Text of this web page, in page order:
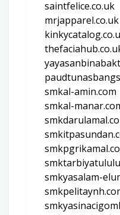
saintfelice.co.uk
mrjapparel.co.uk
smkal-amin.com
smkal-
smkyasalam-